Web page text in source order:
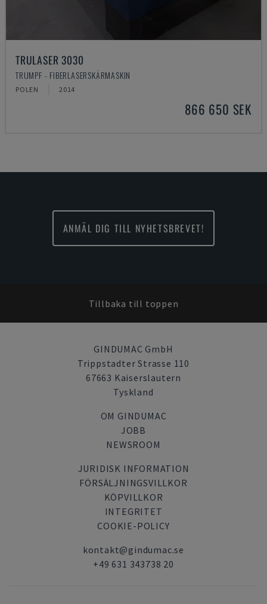
TRULASER 3030
TRUMPF - FIBERLASERSKÄRMASKIN
POLEN 2014
866 650 SEK
ANMÄL DIG TILL NYHETSBREVET!
Tillbaka till toppen
GINDUMAC GmbH
Trippstadter Strasse 110
67663 Kaiserslautern
Tyskland
OM GINDUMAC
JOBB
NEWSROOM
JURIDISK INFORMATION
FÖRSÄLJNINGSVILLKOR
KÖPVILLKOR
INTEGRITET
COOKIE-POLICY
kontakt@gindumac.se
+49 631 343738 20